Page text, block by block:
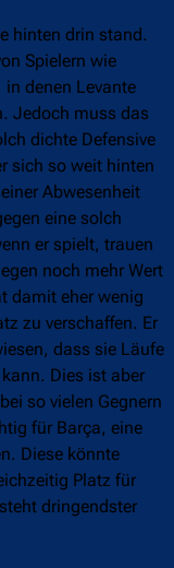
hinten drin stand.
Spielern wie
in denen Levante
Jedoch muss das
dichte Defensive
sich so weit hinten
Abwesenheit
eine solch
er spielt, trauen
noch mehr Wert
damit eher wenig
zu verschaffen. Er
dass sie Läufe
Dies ist aber
so vielen Gegnern
für Barça, eine
Diese könnte
Platz für
dringendster